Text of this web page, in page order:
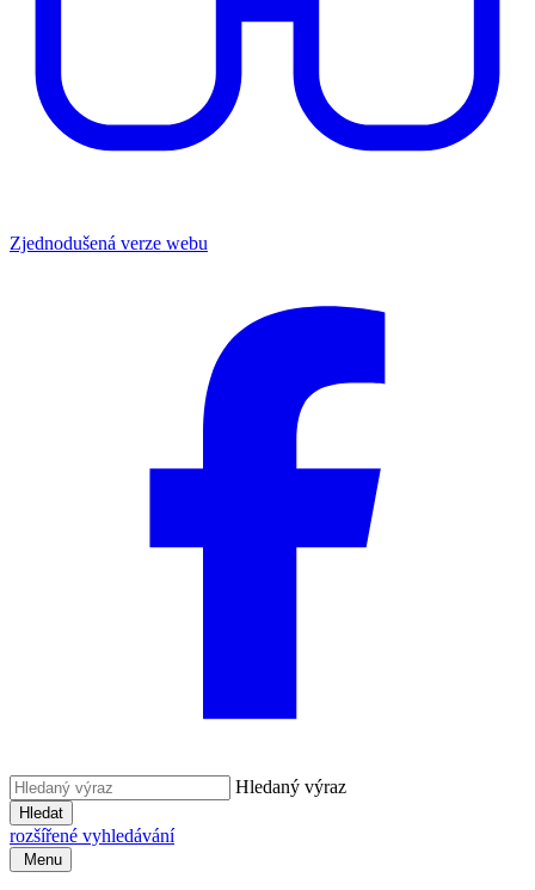
Zjednodušená verze webu
Hledaný výraz
Hledat
rozšířené vyhledávání
Menu